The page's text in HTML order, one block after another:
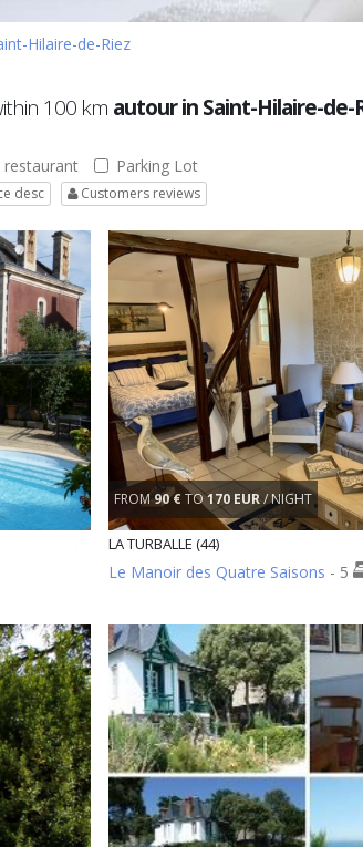
Hilaire-de-Riez
100 km autour in Saint-Hilaire-de-
restaurant
Parking Lot
desc Customers reviews
FROM90 €TO170 EUR/ NIGHT
LA TURBALLE (44)
Le Manoir des Quatre Saisons - 5